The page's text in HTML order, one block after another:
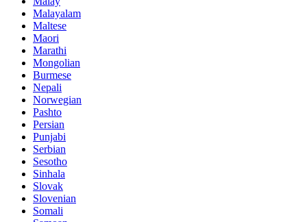
Malayalam
Maltese
Maori
Marathi
Mongolian
Burmese
Nepali
Norwegian
Pashto
Persian
Punjabi
Serbian
Sesotho
Sinhala
Slovak
Slovenian
Somali